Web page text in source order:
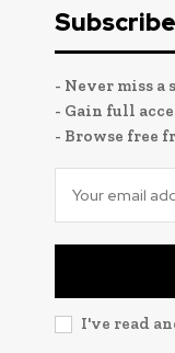
Subscribe
- Never miss
- Gain full
- Browse free
I've read